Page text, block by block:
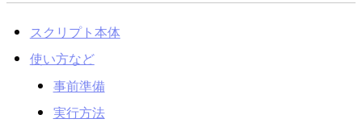
スクリプト本体
使い方など
事前準備
実行方法